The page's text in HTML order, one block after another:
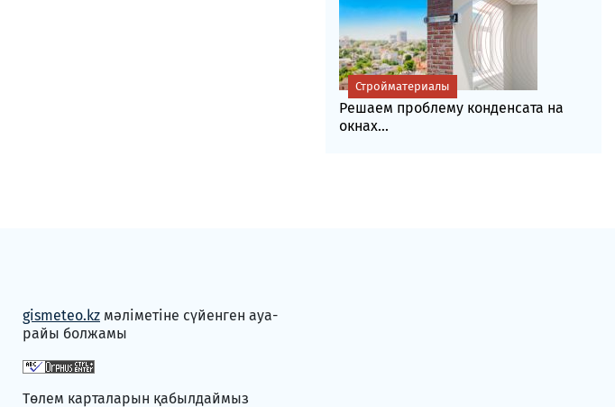
Решаем проблему конденсата на
окнах...
Стройматериалы
gismeteo.kz мәліметіне сүйенген ауа-
райы болжамы
Төлем карталарын қабылдаймыз